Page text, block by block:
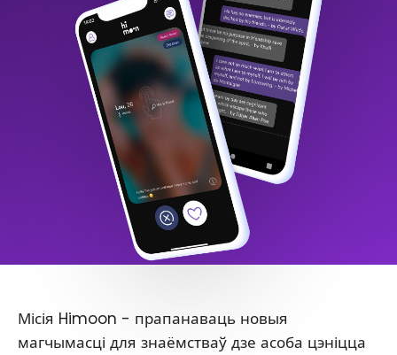
Місія Himoon - прапанаваць новыя
магчымасці для знаёмстваў дзе асоба цэніцца